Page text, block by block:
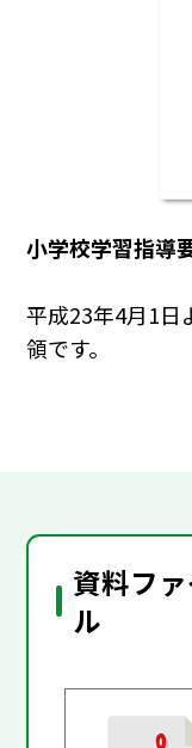
小学校学習指
平成23年4月1日
領です。
資料フ
ル